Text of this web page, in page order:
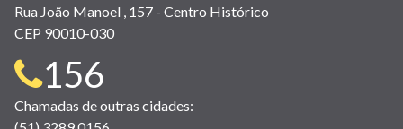
Rua João Manoel , 157 - Centro Histórico
CEP 90010-030
Telefone
para
156
Chamadas de outras cidades: